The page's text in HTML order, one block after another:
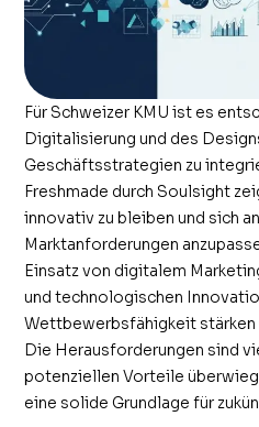
Für Schweizer KMU ist es
Digitalisierung und des
Geschäftsstrategien zu
Freshmade durch Soulsight
innovativ zu bleiben und sich
Marktanforderungen
Einsatz von digitalem
und technologischen
Wettbewerbsfähigkeit stärken
Die Herausforderungen sind
potenziellen Vorteile
eine solide Grundlage für